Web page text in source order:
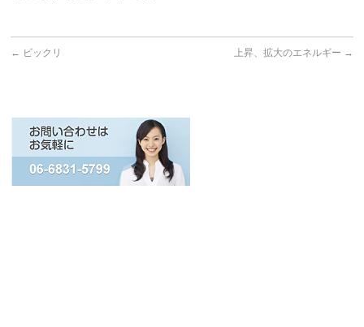
← ビックリ 上昇、拡大のエネルギー →